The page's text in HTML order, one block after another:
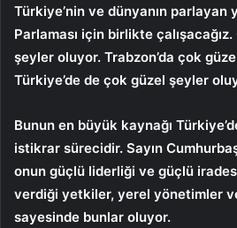
Türkiye’nin ve dünyanın parlayan
Parlaması için birlikte
şeyler oluyor. Trabzon’da çok
Türkiye’de de çok güzel şeyler
Bunun en büyük kaynağı
istikrar sürecidir. Sayın
onun güçlü liderliği ve güçlü
verdiği yetkiler, yerel yönetimler
sayesinde bunlar oluyor.